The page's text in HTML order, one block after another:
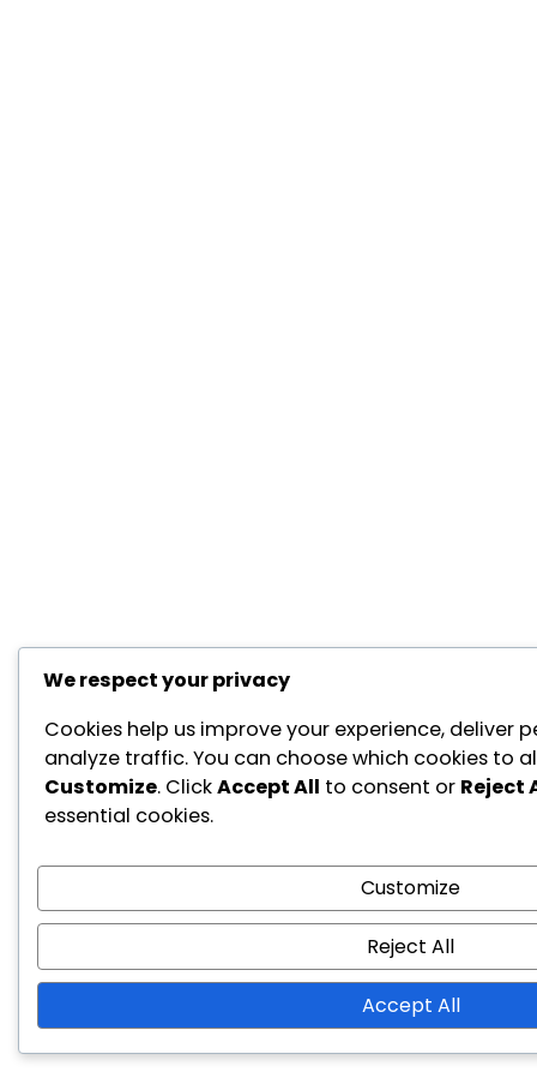
We respect your privacy
Cookies help us improve your experience, deliver
analyze traffic. You can choose which cookies to
Customize. ClickAccept All to consent or Reject
essential cookies.
Customize
Reject All
Accept All